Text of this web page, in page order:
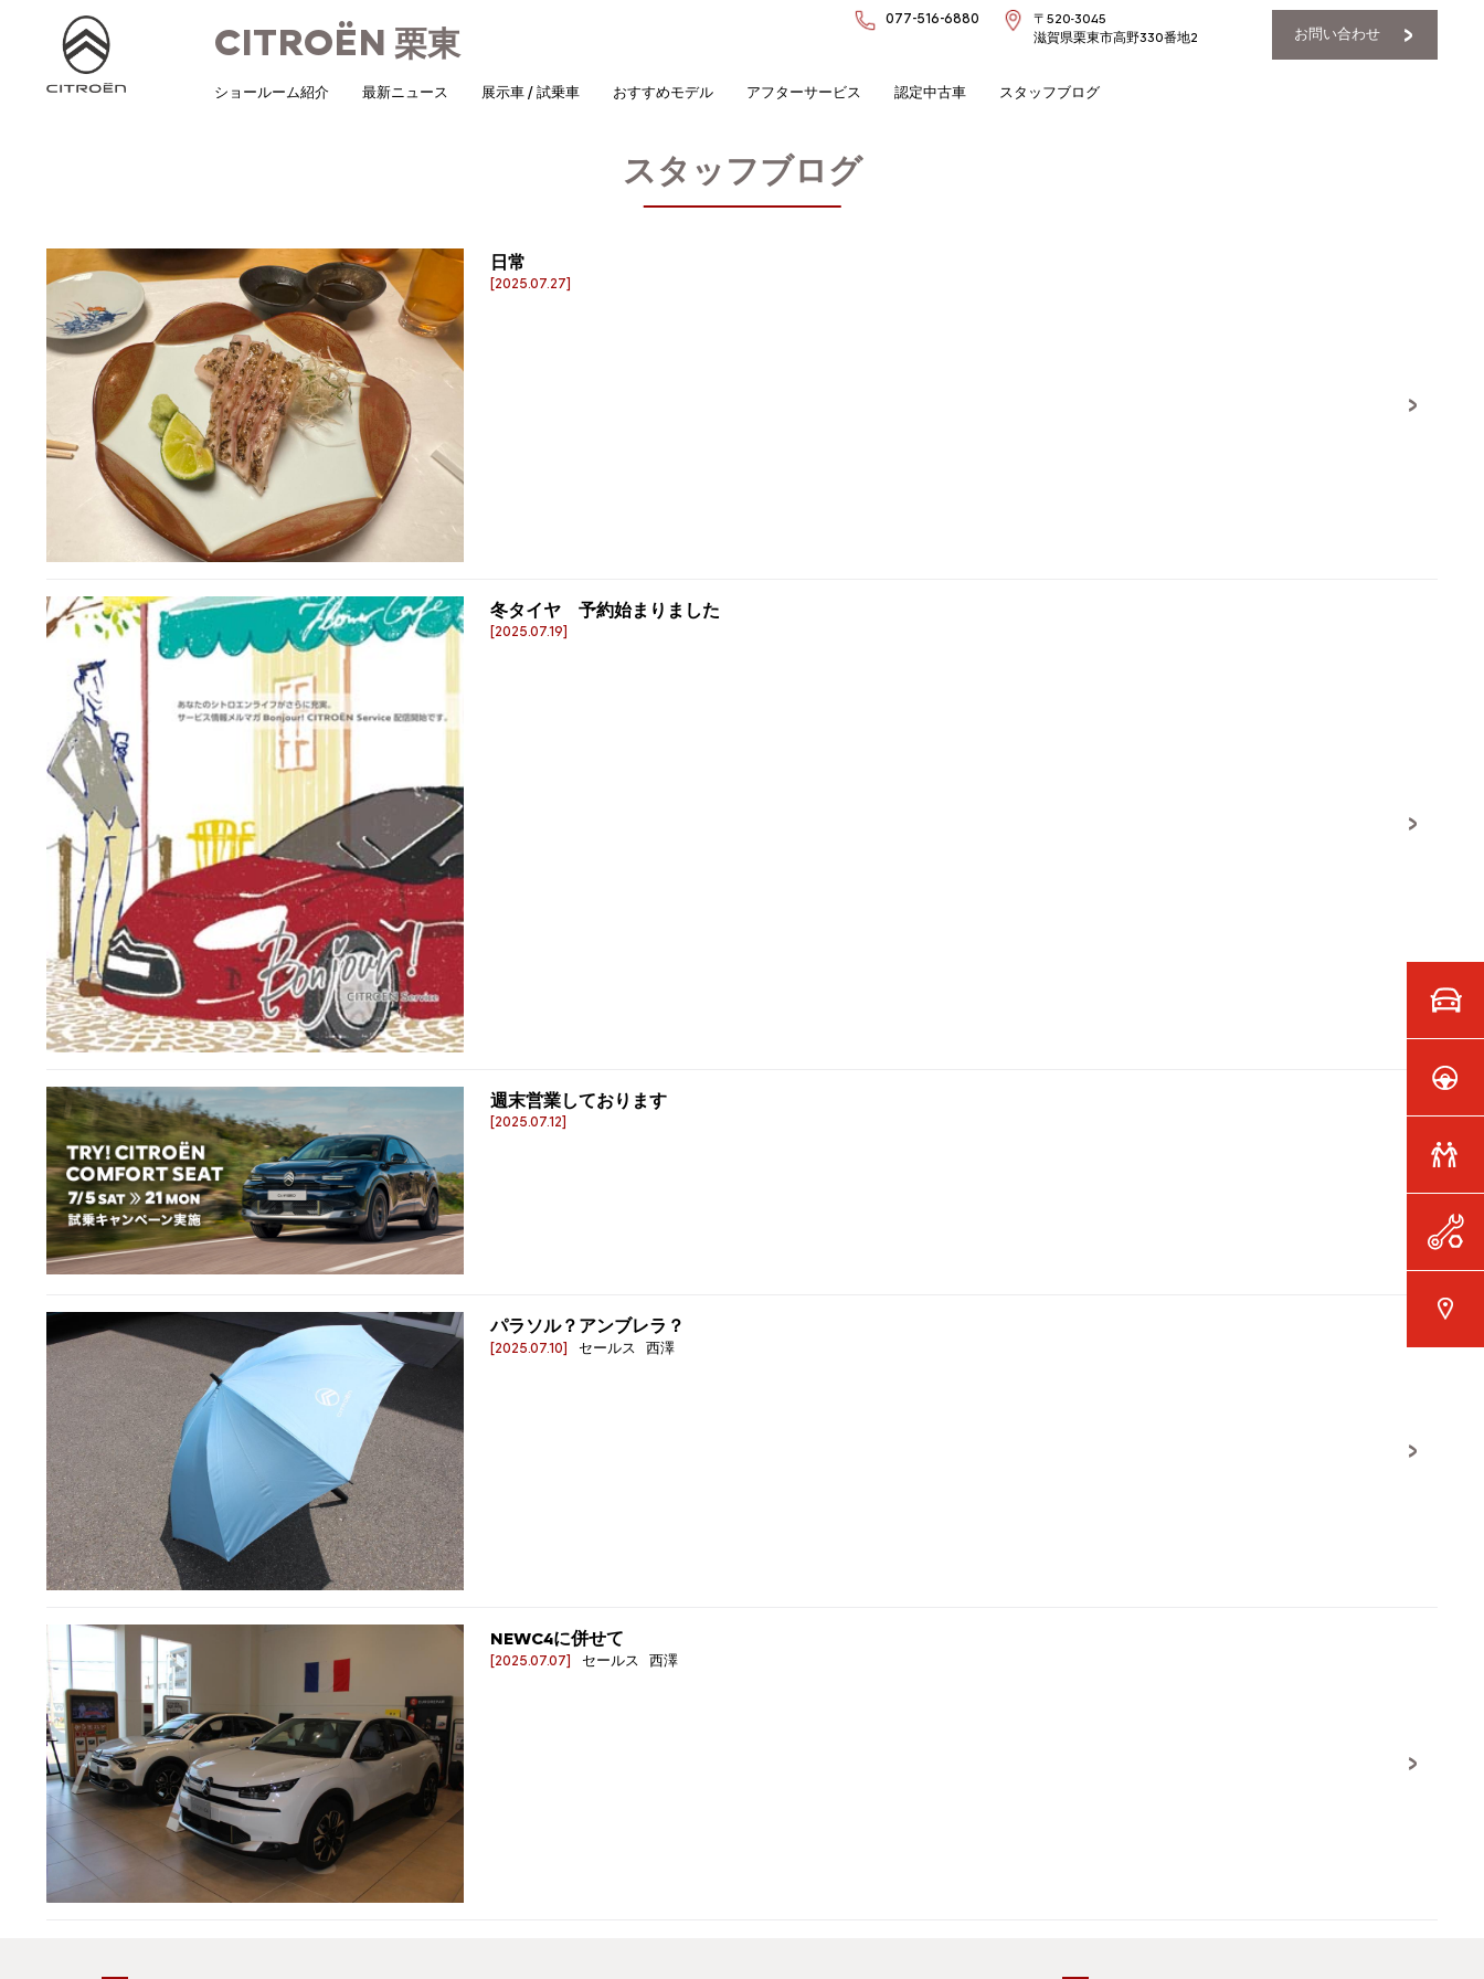
CITROËN 栗東
077-516-6880
〒520-3045
滋賀県栗東市高野330番地2
お問い合わせ
ショールーム紹介 最新ニュース 展示車 / 試乗車 おすすめモデル アフターサービス 認定中古車 スタッフブログ
スタッフブログ
日常
[2025.07.27]
冬タイヤ 予約始まりました
[2025.07.19]
週末営業しております
[2025.07.12]
パラソル？アンブレラ？
[2025.07.10] セールス 西澤
NEWC4に併せて
[2025.07.07] セールス 西澤